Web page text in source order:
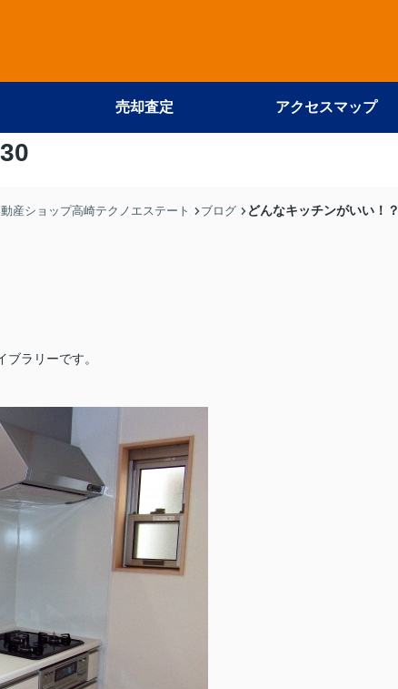
売却査定 アクセスマップ
産ショップ高崎テクノエステート ブログ どんなキッチンがいい！？
ラリーです。